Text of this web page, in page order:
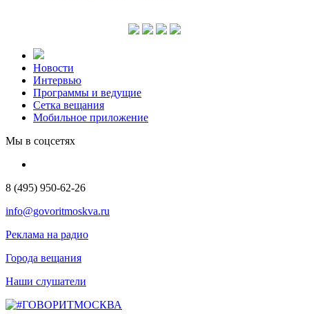
Новости
Интервью
Программы и ведущие
Сетка вещания
Мобильное приложение
Мы в соцсетях
8 (495) 950-62-26
info@govoritmoskva.ru
Реклама на радио
Города вещания
Наши слушатели